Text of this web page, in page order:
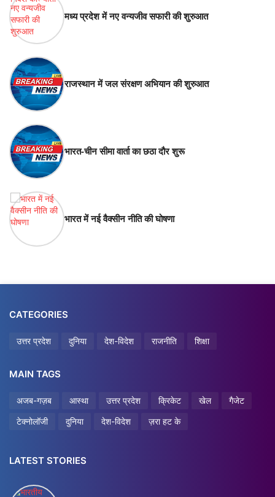
मध्य प्रदेश में नए वन्यजीव सफारी की शुरुआत
राजस्थान में जल संरक्षण अभियान की शुरुआत
भारत-चीन सीमा वार्ता का छठा दौर शुरू
भारत में नई वैक्सीन नीति की घोषणा
CATEGORIES
उत्तर प्रदेश दुनिया देश-विदेश राजनीति शिक्षा
MAIN TAGS
अजब-गज़ब आस्था उत्तर प्रदेश क्रिकेट खेल
गैजेट
टेक्नोलॉजी
दुनिया देश-विदेश ज़रा हट के
LATEST STORIES